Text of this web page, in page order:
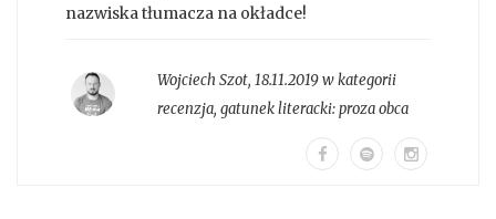
nazwiska tłumacza na okładce!
Wojciech Szot, 18.11.2019 w kategorii
recenzja, gatunek literacki:proza obca